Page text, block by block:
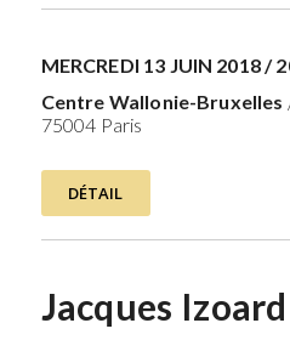
MERCREDI 13 JUIN 2018 /
Centre Wallonie-Bruxelles
75004 Paris
DÉTAIL
Jacques